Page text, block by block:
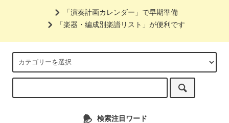
「演奏計画カレンダー」で早期準備
「楽器・編成別楽譜リスト」が便利です
検索注目ワード